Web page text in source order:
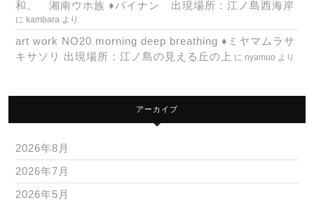
和。 湘南ウホ族 ♦パイナン 出現場所：江ノ島西海岸
に kambara より
art work NO20 morning deep breathing ♦ミヤマムラサ
キサソリ 出現場所：江ノ島の見える丘の上 に nyamuo より
アーカイブ
2026年8月
2026年7月
2026年5月